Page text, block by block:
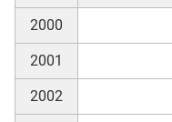
2000
2001
2002